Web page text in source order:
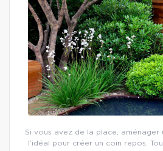
Si vous avez de la place, aménager
l’idéal pour créer un coin repos.